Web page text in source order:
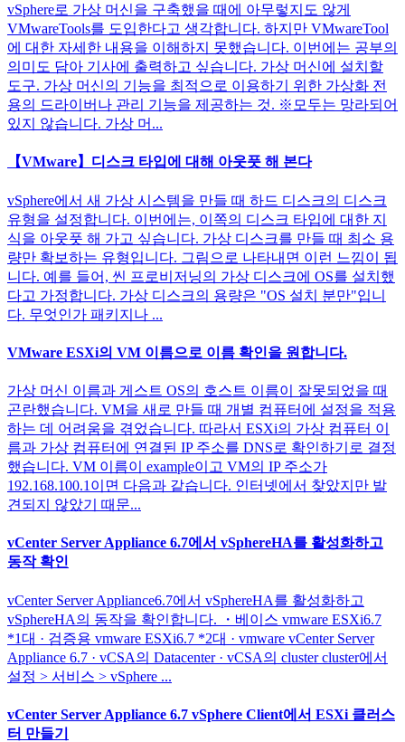
vSphere로 가상 머신을 구축했을 때에 아무렇지도 않게
VMwareTools를 도입한다고 생각합니다. 하지만 VMwareTool
에 대한 자세한 내용을 이해하지 못했습니다. 이번에는 공부의
의미도 담아 기사에 출력하고 싶습니다. 가상 머신에 설치할
도구. 가상 머신의 기능을 최적으로 이용하기 위한 가상화 전
용의 드라이버나 관리 기능을 제공하는 것. ※모두는 망라되어
있지 않습니다. 가상 머...
【VMware】디스크 타입에 대해 아웃풋 해 본다
vSphere에서 새 가상 시스템을 만들 때 하드 디스크의 디스크
유형을 설정합니다. 이번에는, 이쪽의 디스크 타입에 대한 지
식을 아웃풋 해 가고 싶습니다. 가상 디스크를 만들 때 최소 용
량만 확보하는 유형입니다. 그림으로 나타내면 이런 느낌이 됩
니다. 예를 들어, 씬 프로비저닝의 가상 디스크에 OS를 설치했
다고 가정합니다. 가상 디스크의 용량은 "OS 설치 분만"입니
다. 무엇인가 패키지나 ...
VMware ESXi의 VM 이름으로 이름 확인을 원합니다.
가상 머신 이름과 게스트 OS의 호스트 이름이 잘못되었을 때
곤란했습니다. VM을 새로 만들 때 개별 컴퓨터에 설정을 적용
하는 데 어려움을 겪었습니다. 따라서 ESXi의 가상 컴퓨터 이
름과 가상 컴퓨터에 연결된 IP 주소를 DNS로 확인하기로 결정
했습니다. VM 이름이 example이고 VM의 IP 주소가
192.168.100.1이면 다음과 같습니다. 인터넷에서 찾았지만 발
견되지 않았기 때문...
vCenter Server Appliance 6.7에서 vSphereHA를 활성화하고
동작 확인
vCenter Server Appliance6.7에서 vSphereHA를 활성화하고
vSphereHA의 동작을 확인합니다. ・베이스 vmware ESXi6.7
*1대 · 검증용 vmware ESXi6.7 *2대 · vmware vCenter Server
Appliance 6.7 · vCSA의 Datacenter · vCSA의 cluster cluster에서
설정 > 서비스 > vSphere ...
vCenter Server Appliance 6.7 vSphere Client에서 ESXi 클러스
터 만들기